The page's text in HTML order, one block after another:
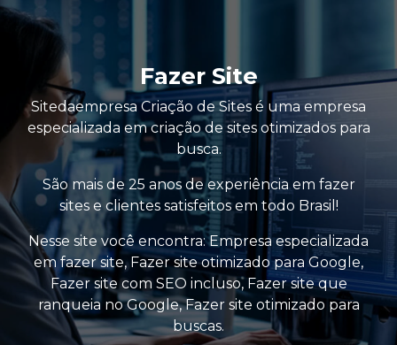
Fazer Site
Sitedaempresa Criação de Sites é uma empresa
especializada em criação de sites otimizados para
busca.
São mais de 25 anos de experiência em fazer
sites e clientes satisfeitos em todo Brasil!
Nesse site você encontra:Empresa especializada
em fazer site,Fazer site otimizado para Google,
Fazer site com SEO incluso, Fazer site que
ranqueia no Google,Fazer site otimizado para
buscas.